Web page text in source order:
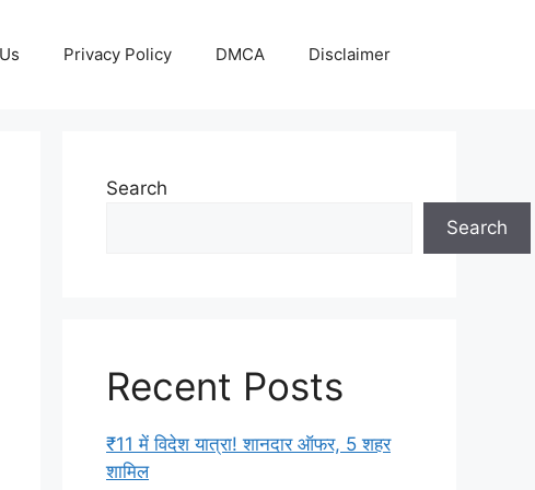
Privacy Policy DMCA Disclaimer
Search
Search
Recent Posts
₹11 में विदेश यात्रा! शानदार ऑफर, 5 शहर
शामिल